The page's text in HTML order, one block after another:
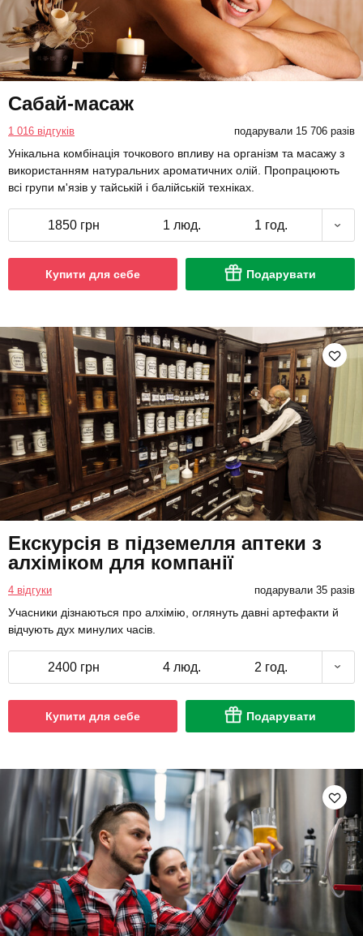
Сабай-масаж
1 016 відгуків подарували 15 706 разів
Унікальна комбінація точкового впливу на організм та масажу з
використанням натуральних ароматичних олій. Пропрацюють
всі групи м'язів у тайській і балійській техніках.
1850 грн 1 люд. 1 год.
Купити для себе Подарувати
Екскурсія в підземелля аптеки з
алхіміком для компанії
4 відгуки подарували 35 разів
Учасники дізнаються про алхімію, оглянуть давні артефакти й
відчують дух минулих часів.
2400 грн 4 люд. 2 год.
Купити для себе Подарувати